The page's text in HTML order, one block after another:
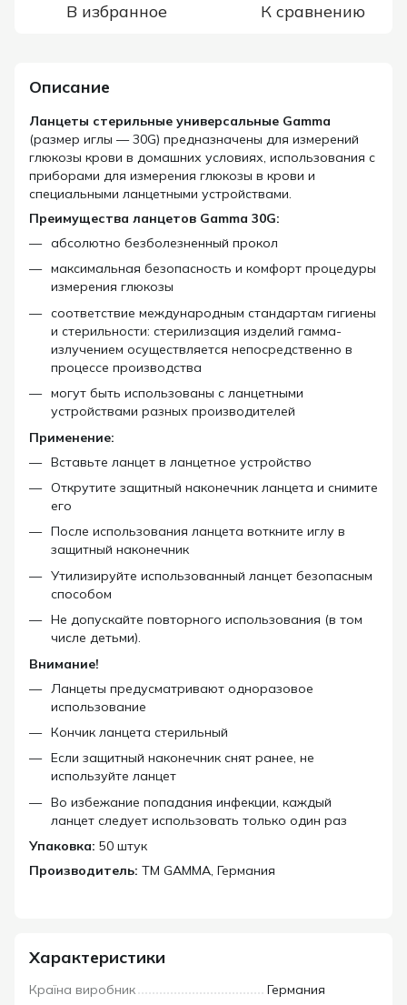
В избранное К сравнению
Описание
Ланцеты стерильные универсальные Gamma
(размер иглы — 30G) предназначены для измерений
глюкозы крови в домашних условиях, использования с
приборами для измерения глюкозы в крови и
специальными ланцетными устройствами.
Преимущества ланцетов Gamma 30G:
абсолютно безболезненный прокол
максимальная безопасность и комфорт процедуры
измерения глюкозы
соответствие международным стандартам гигиены
и стерильности: стерилизация изделий гамма-
излучением осуществляется непосредственно в
процессе производства
могут быть использованы с ланцетными
устройствами разных производителей
Применение:
Вставьте ланцет в ланцетное устройство
Открутите защитный наконечник ланцета и снимите
его
После использования ланцета воткните иглу в
защитный наконечник
Утилизируйте использованный ланцет безопасным
способом
Не допускайте повторного использования (в том
числе детьми).
Внимание!
Ланцеты предусматривают одноразовое
использование
Кончик ланцета стерильный
Если защитный наконечник снят ранее, не
используйте ланцет
Во избежание попадания инфекции, каждый
ланцет следует использовать только один раз
Упаковка: 50 штук
Производитель: ТМ GAMMA, Германия
Характеристики
Країна виробник Германия